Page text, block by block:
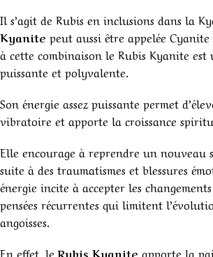
Il s’agit de Rubis en inclusions dans la
Kyanite peut aussi être appelée
à cette combinaison le Rubis Kyanite est
puissante et polyvalente.
Son énergie assez puissante permet
vibratoire et apporte la croissance
Elle encourage à reprendre un nouveau
suite à des traumatismes et blessures
énergie incite à accepter les
pensées récurrentes qui limitent
angoisses.
En effet, leRubis Kyanite apporte la